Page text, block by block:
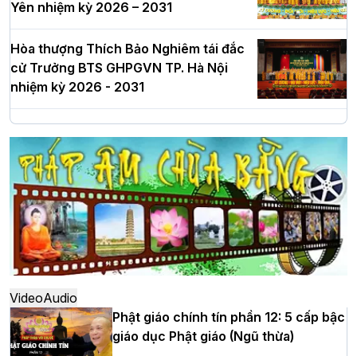
Yên nhiệm kỳ 2026 – 2031
Hòa thượng Thích Bảo Nghiêm tái đắc
cử Trưởng BTS GHPGVN TP. Hà Nội
nhiệm kỳ 2026 - 2031
Hà Nội: Long trọng lễ khởi công xây
dựng Trung tâm văn hóa Phật giáo Thủ
đô
Hà Nội: Ngày tu học cuối cùng khép lại
khóa sinh hoạt Phật pháp mùa hè lần
thứ XIV tại chùa Bằng
Học yêu thương trong ngày tu tập thứ
VideoAudio
Phật giáo chính tín phần 12: 5 cấp bậc
giáo dục Phật giáo (Ngũ thừa)